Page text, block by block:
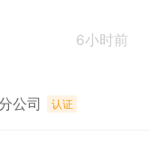
6小时前
公司 认证